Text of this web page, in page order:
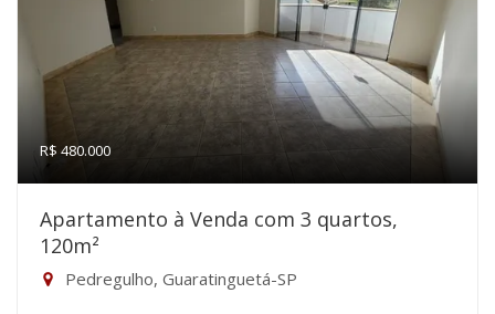
R$ 480.000
Apartamento à Venda com 3 quartos,
120m²
Pedregulho, Guaratinguetá-SP